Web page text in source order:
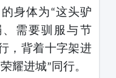
身体为“这头驴
需要驯服与节
，背着十字架进
荣耀进城” 同行。